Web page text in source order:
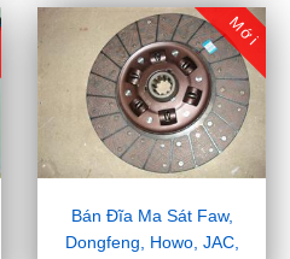
Mới
Bán Đĩa Ma Sát Faw,
Dongfeng, Howo, JAC,